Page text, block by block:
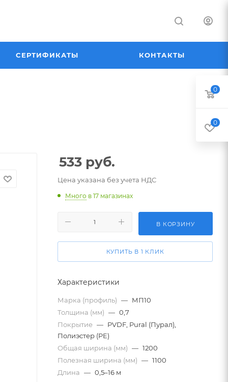
СЕРТИФИКАТЫ КОНТАКТЫ
533 руб.
Цена указана без учета НДС
Много в 17 магазинах
В КОРЗИНУ
КУПИТЬ В 1 КЛИК
Характеристики
Марка (профиль) — МП10
Толщина (мм) — 0,7
Покрытие — PVDF, Pural (Пурал),
Полиэстер (PE)
Общая ширина (мм) — 1200
Полезная ширина (мм) — 1100
Длина — 0,5–16 м
0
0